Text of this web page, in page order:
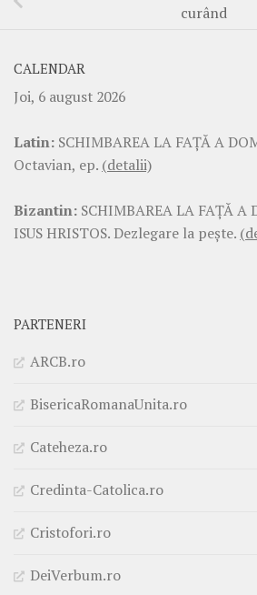
curând
CALENDAR
Joi, 6 august 2026
Latin: SCHIMBAREA LA FAŢĂ A
Octavian, ep. (detalii)
Bizantin: SCHIMBAREA LA FAŢĂ A
ISUS HRISTOS. Dezlegare la pește.
PARTENERI
ARCB.ro
BisericaRomanaUnita.ro
Cateheza.ro
Credinta-Catolica.ro
Cristofori.ro
DeiVerbum.ro